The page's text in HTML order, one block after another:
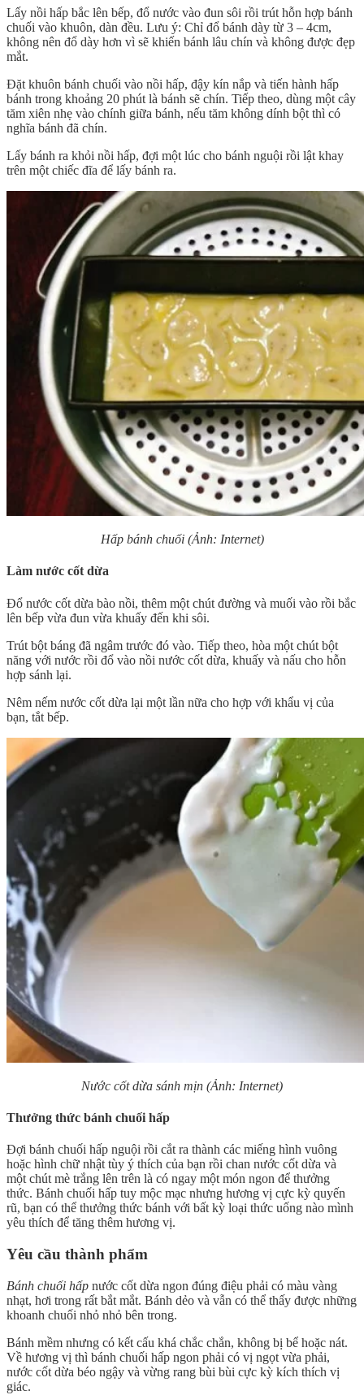
Lấy nồi hấp bắc lên bếp, đổ nước vào đun sôi rồi trút hỗn hợp bánh
chuối vào khuôn, dàn đều. Lưu ý: Chỉ đổ bánh dày từ 3 – 4cm,
không nên đổ dày hơn vì sẽ khiến bánh lâu chín và không được đẹp
mắt.
Đặt khuôn bánh chuối vào nồi hấp, đậy kín nắp và tiến hành hấp
bánh trong khoảng 20 phút là bánh sẽ chín. Tiếp theo, dùng một cây
tăm xiên nhẹ vào chính giữa bánh, nếu tăm không dính bột thì có
nghĩa bánh đã chín.
Lấy bánh ra khỏi nồi hấp, đợi một lúc cho bánh nguội rồi lật khay
trên một chiếc đĩa để lấy bánh ra.
Hấp bánh chuối (Ảnh: Internet)
Làm nước cốt dừa
Đổ nước cốt dừa bào nồi, thêm một chút đường và muối vào rồi bắc
lên bếp vừa đun vừa khuấy đến khi sôi.
Trút bột báng đã ngâm trước đó vào. Tiếp theo, hòa một chút bột
năng với nước rồi đổ vào nồi nước cốt dừa, khuấy và nấu cho hỗn
hợp sánh lại.
Nêm nếm nước cốt dừa lại một lần nữa cho hợp với khẩu vị của
bạn, tắt bếp.
Nước cốt dừa sánh mịn (Ảnh: Internet)
Thưởng thức bánh chuối hấp
Đợi bánh chuối hấp nguội rồi cắt ra thành các miếng hình vuông
hoặc hình chữ nhật tùy ý thích của bạn rồi chan nước cốt dừa và
một chút mè trắng lên trên là có ngay một món ngon để thưởng
thức. Bánh chuối hấp tuy mộc mạc nhưng hương vị cực kỳ quyến
rũ, bạn có thể thưởng thức bánh với bất kỳ loại thức uống nào mình
yêu thích để tăng thêm hương vị.
Yêu cầu thành phẩm
Bánh chuối hấp nước cốt dừa ngon đúng điệu phải có màu vàng
nhạt, hơi trong rất bắt mắt. Bánh dẻo và vẫn có thể thấy được những
khoanh chuối nhỏ nhỏ bên trong.
Bánh mềm nhưng có kết cấu khá chắc chắn, không bị bể hoặc nát.
Về hương vị thì bánh chuối hấp ngon phải có vị ngọt vừa phải,
nước cốt dừa béo ngậy và vừng rang bùi bùi cực kỳ kích thích vị
giác.